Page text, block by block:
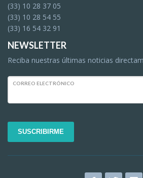
(33) 10 28 37 05
(33) 10 28 54 55
(33) 16 54 32 91
NEWSLETTER
Reciba nuestras últimas noticias
CORREO ELECTRÓNICO
SUSCRIBIRME